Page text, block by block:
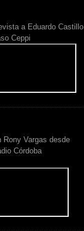
a Eduardo Castillo
Ceppi
Rony Vargas desde
Córdoba